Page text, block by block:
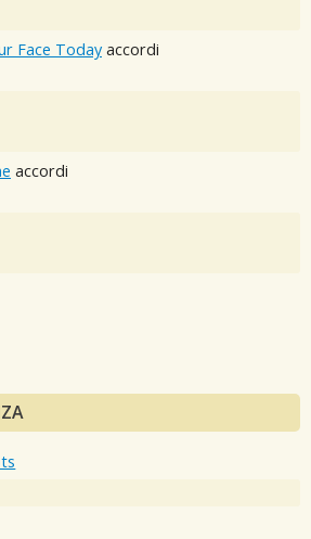
Face Today accordi
accordi